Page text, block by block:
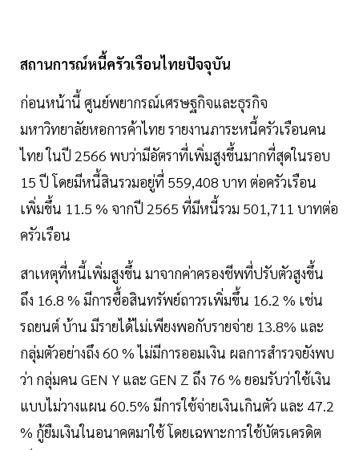
สถานการณ์หนี้ครัวเรือนไทยปัจจุบัน
ก่อนหน้านี้ ศูนย์พยากรณ์เศรษฐกิจและธุรกิจ
มหาวิทยาลัยหอการค้าไทย รายงานภาระหนี้ครัวเรือนคน
ไทย ในปี 2566 พบว่ามีอัตราที่เพิ่มสูงขึ้นมากที่สุดในรอบ
15 ปี โดยมีหนี้สินรวมอยู่ที่ 559,408 บาท ต่อครัวเรือน
เพิ่มขึ้น 11.5 % จากปี 2565 ที่มีหนี้รวม 501,711 บาทต่อ
ครัวเรือน
สาเหตุที่หนี้เพิ่มสูงขึ้น มาจากค่าครองชีพที่ปรับตัวสูงขึ้น
ถึง 16.8 % มีการซื้อสินทรัพย์ถาวรเพิ่มขึ้น 16.2 % เช่น
รถยนต์ บ้าน มีรายได้ไม่เพียงพอกับรายจ่าย 13.8% และ
กลุ่มตัวอย่างถึง 60 % ไม่มีการออมเงิน ผลการสำรวจยังพบ
ว่า กลุ่มคน GEN Y และ GEN Z ถึง 76 % ยอมรับว่าใช้เงิน
แบบไม่วางแผน 60.5% มีการใช้จ่ายเงินเกินตัว และ 47.2
% กู้ยืมเงินในอนาคตมาใช้ โดยเฉพาะการใช้บัตรเครดิต